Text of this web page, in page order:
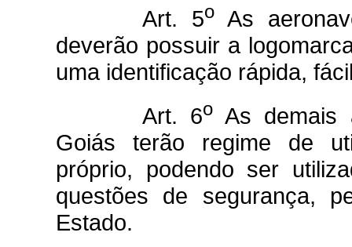
Art. 5o As
deverão possuir a
uma identificação rápida,
Art. 6o As demais
Goiás terão regime de
próprio, podendo ser
questões de segurança,
Estado.